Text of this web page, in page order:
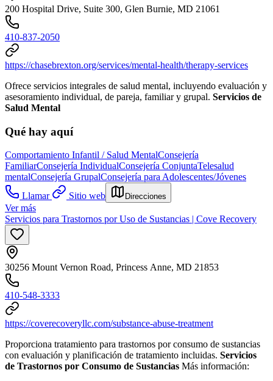
200 Hospital Drive, Suite 300, Glen Burnie, MD 21061
410-837-2050
https://chasebrexton.org/services/mental-health/therapy-services
Ofrece servicios integrales de salud mental, incluyendo evaluación y
asesoramiento individual, de pareja, familiar y grupal. Servicios de
Salud Mental
Qué hay aquí
Comportamiento Infantil / Salud MentalConsejería
FamiliarConsejería IndividualConsejería ConjuntaTelesalud
mentalConsejería GrupalConsejería para Adolescentes/Jóvenes
Llamar
Sitio web Direcciones
Ver más
Servicios para Trastornos por Uso de Sustancias | Cove Recovery
30256 Mount Vernon Road, Princess Anne, MD 21853
410-548-3333
https://coverecoveryllc.com/substance-abuse-treatment
Proporciona tratamiento para trastornos por consumo de sustancias
con evaluación y planificación de tratamiento incluidas. Servicios
de Trastornos por Consumo de Sustancias Más información: